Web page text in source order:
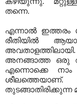
തന്നെ.
എന്നാല്‍
രീതിയില്‍
അനങ്ങാത്ത ഒരു
എന്നൊക്കെ നാം
ശീലത്തെയാണ്‌.